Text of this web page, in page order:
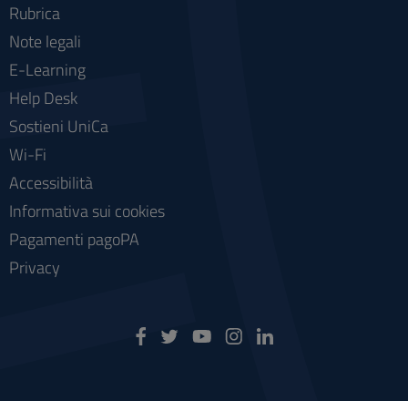
Rubrica
Note legali
E-Learning
Help Desk
Sostieni UniCa
Wi-Fi
Accessibilità
Informativa sui cookies
Pagamenti pagoPA
Privacy